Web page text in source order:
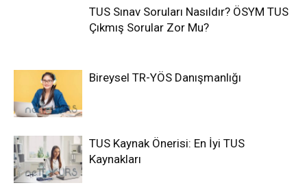
TUS Sınav Soruları Nasıldır? ÖSYM TUS
Çıkmış Sorular Zor Mu?
Bireysel TR-YÖS Danışmanlığı
TUS Kaynak Önerisi: En İyi TUS
Kaynakları